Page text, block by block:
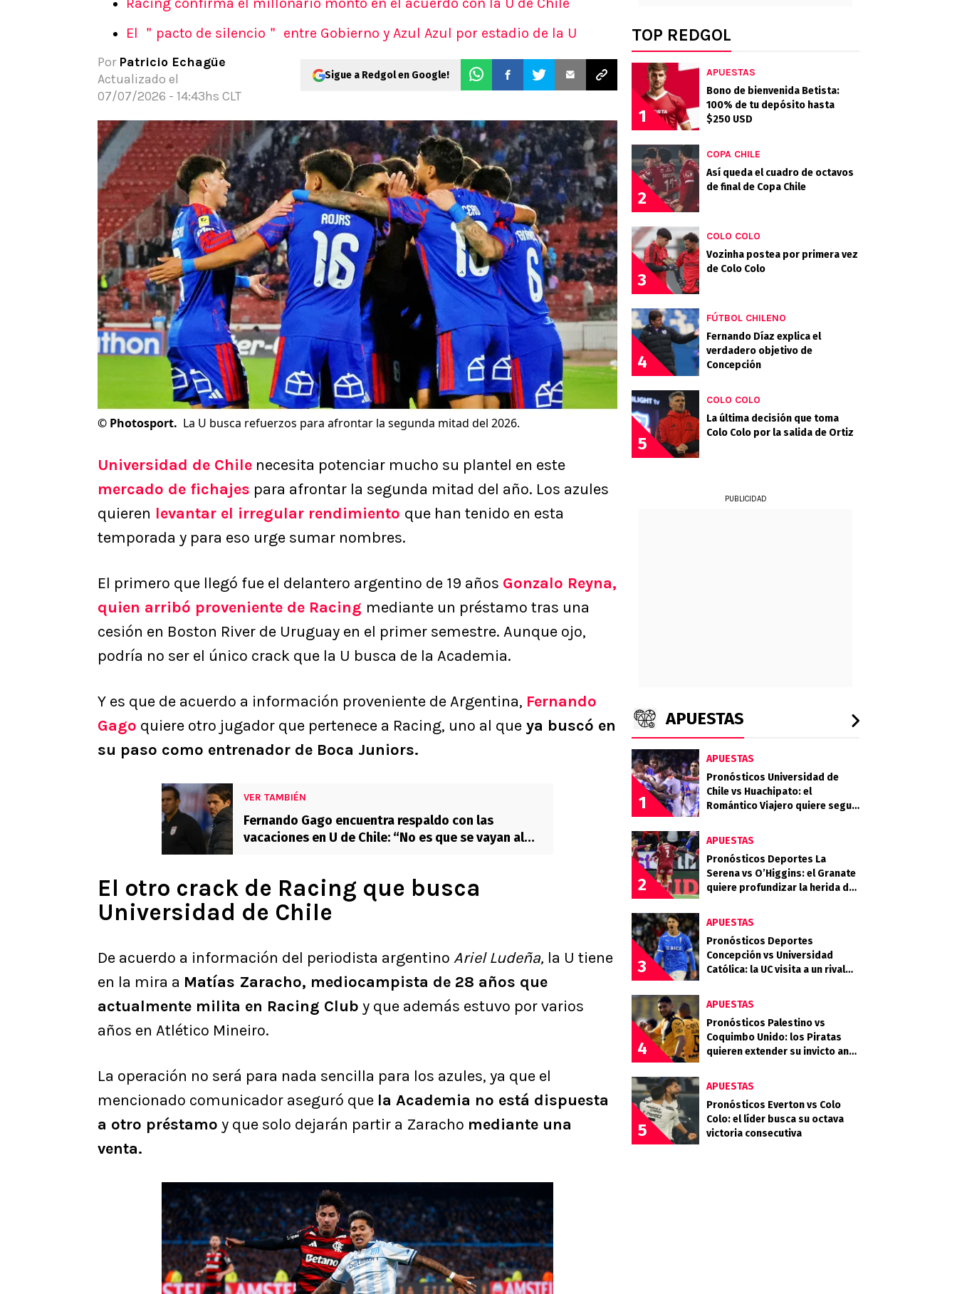
Pronósticos
El ＂pacto de silencio＂ entre Gobierno y Azul Azul por estadio de la U
Por Patricio Echagüe
Actualizado el
07/07/2026 - 14:43hs CLT
Sigue a Redgol en Google!
© Photosport. La U busca refuerzos para afrontar la segunda mitad del 2026.
Universidad de Chile necesita potenciar mucho su plantel en este
mercado de fichajes para afrontar la segunda mitad del año. Los azules
quieren levantar el irregular rendimiento que han tenido en esta
temporada y para eso urge sumar nombres.
El primero que llegó fue el delantero argentino de 19 años Gonzalo Reyna,
quien arribó proveniente de Racing mediante un préstamo tras una
cesión en Boston River de Uruguay en el primer semestre. Aunque ojo,
podría no ser el único crack que la U busca de la Academia.
Y es que de acuerdo a información proveniente de Argentina, Fernando
Gago quiere otro jugador que pertenece a Racing, uno al que ya buscó en
su paso como entrenador de Boca Juniors.
VER TAMBIÉN
Fernando Gago encuentra respaldo con las
vacaciones en U de Chile: “No es que se vayan al
El otro crack de Racing que busca
Universidad de Chile
De acuerdo a información del periodista argentino Ariel Ludeña, la U tiene
en la mira a Matías Zaracho, mediocampista de 28 años que
actualmente milita en Racing Club y que además estuvo por varios
años en Atlético Mineiro.
La operación no será para nada sencilla para los azules, ya que el
mencionado comunicador aseguró que la Academia no está dispuesta
a otro préstamo y que solo dejarán partir a Zaracho mediante una
venta.
TOP REDGOL
1
APUESTAS
Bono de bienvenida Betista:
100% de tu depósito hasta
$250 USD
2
COPA CHILE
Así queda el cuadro de octavos
de final de Copa Chile
3
COLO COLO
Vozinha postea por primera vez
de Colo Colo
4
FÚTBOL CHILENO
Fernando Díaz explica el
verdadero objetivo de
Concepción
5
COLO COLO
La última decisión que toma
Colo Colo por la salida de Ortiz
PUBLICIDAD
APUESTAS
1
APUESTAS
Pronósticos Universidad de
Chile vs Huachipato: el
Romántico Viajero quiere seguir
2
APUESTAS
Pronósticos Deportes La
Serena vs O’Higgins: el Granate
quiere profundizar la herida del
3
APUESTAS
Pronósticos Deportes
Concepción vs Universidad
Católica: la UC visita a un rival
4
APUESTAS
Pronósticos Palestino vs
Coquimbo Unido: los Piratas
quieren extender su invicto ante
5
APUESTAS
Pronósticos Everton vs Colo
Colo: el líder busca su octava
victoria consecutiva